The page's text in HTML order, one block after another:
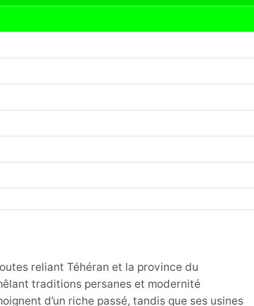
reliant Téhéran et la province du
traditions persanes et modernité
d’un riche passé, tandis que ses usines